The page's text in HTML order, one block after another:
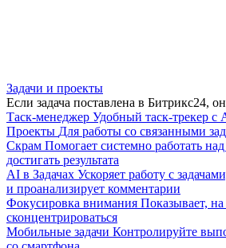
Задачи и проекты
Если задача поставлена в Битрикс24,
Таск-менеджер Удобный таск-трекер
Проекты Для работы со связанными
Скрам Помогает системно работать
достигать результата
AI в Задачах Ускоряет работу с
и проанализирует комментарии
Фокусировка внимания Показывает,
сконцентрироваться
Мобильные задачи Контролируйте